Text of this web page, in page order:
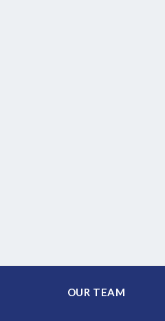
OUR TEAM